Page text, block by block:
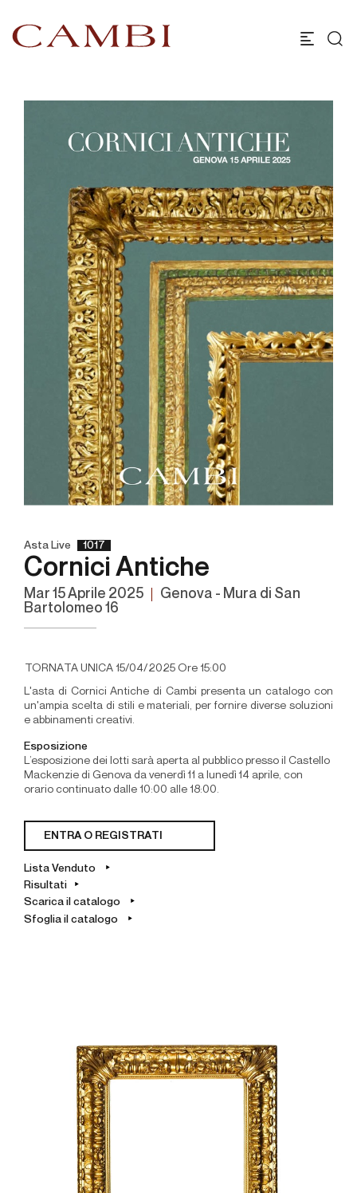
Asta Live 1017
Cornici Antiche
mar 15 Aprile 2025
Genova - Mura di San
Bartolomeo 16
TORNATA UNICA 15/04/2025 Ore 15:00
L'asta di Cornici Antiche di Cambi presenta un catalogo con
un'ampia scelta di stili e materiali, per fornire diverse soluzioni
e abbinamenti creativi.
Esposizione
L’esposizione dei lotti sarà aperta al pubblico presso il Castello
Mackenzie di Genova da venerdì 11 a lunedì 14 aprile, con
orario continuato dalle 10:00 alle 18:00.
ENTRA O REGISTRATI
Lista Venduto
Risultati
Scarica il catalogo
Sfoglia il catalogo